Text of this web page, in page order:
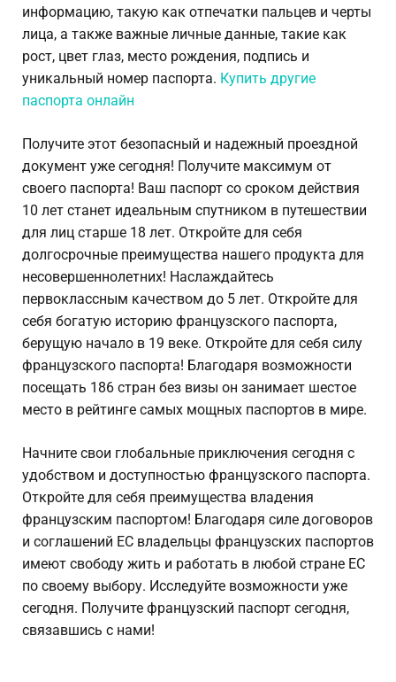
информацию, такую как отпечатки пальцев и черты
лица, а также важные личные данные, такие как
рост, цвет глаз, место рождения, подпись и
уникальный номер паспорта. Купить другие
паспорта онлайн
Получите этот безопасный и надежный проездной
документ уже сегодня! Получите максимум от
своего паспорта! Ваш паспорт со сроком действия
10 лет станет идеальным спутником в путешествии
для лиц старше 18 лет. Откройте для себя
долгосрочные преимущества нашего продукта для
несовершеннолетних! Наслаждайтесь
первоклассным качеством до 5 лет. Откройте для
себя богатую историю французского паспорта,
берущую начало в 19 веке. Откройте для себя силу
французского паспорта! Благодаря возможности
посещать 186 стран без визы он занимает шестое
место в рейтинге самых мощных паспортов в мире.
Начните свои глобальные приключения сегодня с
удобством и доступностью французского паспорта.
Откройте для себя преимущества владения
французским паспортом! Благодаря силе договоров
и соглашений ЕС владельцы французских паспортов
имеют свободу жить и работать в любой стране ЕС
по своему выбору. Исследуйте возможности уже
сегодня. Получите французский паспорт сегодня,
связавшись с нами!